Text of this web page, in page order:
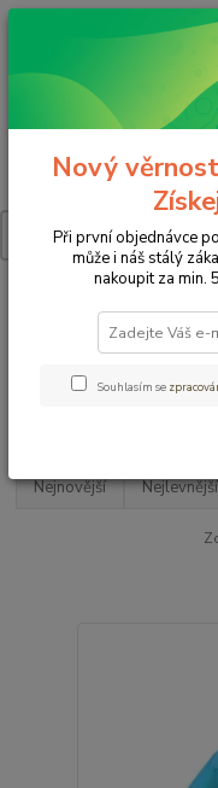
Menu
Pláštěnky
Nejnovější Nejlevnější
Nový
Při první objednávce
může i náš stálý
nakoupit za min.
Souhlasím se